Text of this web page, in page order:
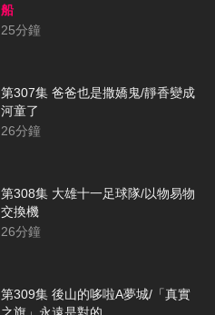
船
25分鐘
第307集 爸爸也是撒嬌鬼/靜香變成
河童了
26分鐘
第308集 大雄十一足球隊/以物易物
交換機
26分鐘
第309集 後山的哆啦A夢城/「真實